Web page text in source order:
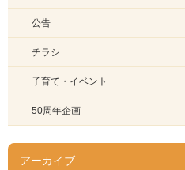
公告
チラシ
子育て・イベント
50周年企画
アーカイブ